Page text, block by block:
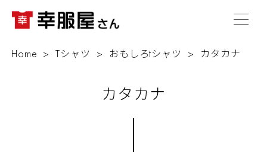
Home Tシャツ おもしろtシャツ カタカナ
カタカナ